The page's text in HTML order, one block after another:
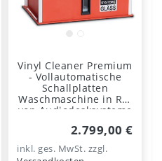
Vinyl Cleaner Premium
- Vollautomatische
Schallplatten
Waschmaschine in Rot
von Audiodesksysteme
2.799,00 €
inkl. ges. MwSt. zzgl.